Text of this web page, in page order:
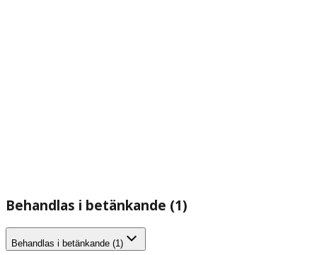
Behandlas i betänkande (1)
Behandlas i betänkande (1)